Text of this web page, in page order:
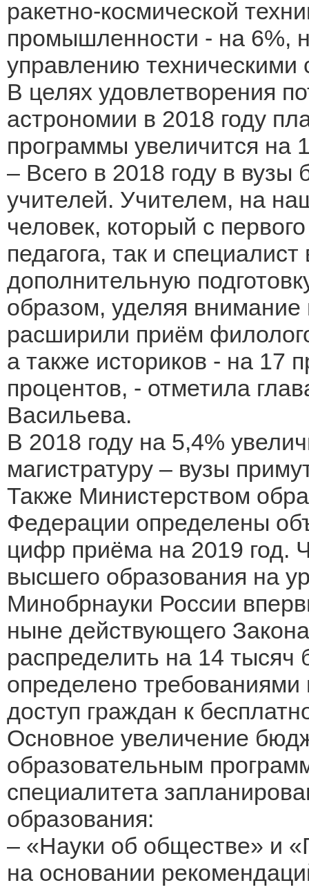
ракетно-космической
промышленности - на 6%,
управлению техническими
В целях удовлетворения
астрономии в 2018 году
программы увеличится на
– Всего в 2018 году в вузы
учителей. Учителем, на
человек, который с
педагога, так и
дополнительную
образом, уделяя
расширили приём
а также историков - на 17
процентов, - отметила
Васильева.
В 2018 году на 5,4%
магистратуру – вузы
Также Министерством
Федерации определены
цифр приёма на 2019 год.
высшего образования на
Минобрнауки России
ныне действующего
распределить на 14
определено требованиями
доступ граждан к
Основное увеличение
образовательным
специалитета
образования:
– «Науки об обществе» и
на основании